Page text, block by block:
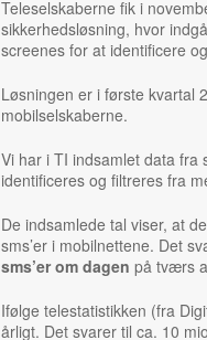
Teleselskaberne fik i
sikkerhedsløsning, hvor
screenes for at identificere
Løsningen er i første kvartal
mobilselskaberne.
Vi har i TI indsamlet data fra
identificeres og filtreres fra
De indsamlede tal viser, at
sms’er i mobilnettene. Det
sms’er om dagen på tværs
Ifølge telestatistikken (fra
årligt. Det svarer til ca. 10